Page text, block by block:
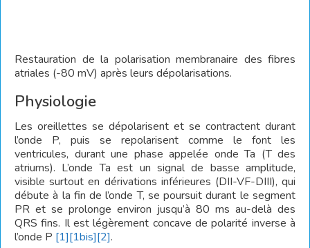
Restauration de la polarisation membranaire des fibres
atriales (-80 mV) après leurs dépolarisations.
Physiologie
Les oreillettes se dépolarisent et se contractent durant
l’onde P, puis se repolarisent comme le font les
ventricules, durant une phase appelée onde Ta (T des
atriums). L’onde Ta est un signal de basse amplitude,
visible surtout en dérivations inférieures (DII-VF-DIII), qui
débute à la fin de l’onde T, se poursuit durant le segment
PR et se prolonge environ jusqu’à 80 ms au-delà des
QRS fins. Il est légèrement concave de polarité inverse à
l’onde P [1][1bis][2].